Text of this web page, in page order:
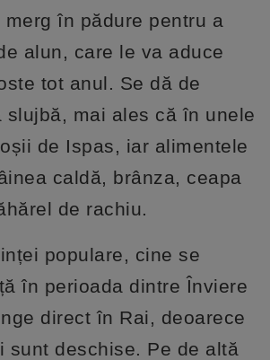
merg în pădure pentru a
alun, care le va aduce
tot anul. Se dă de
slujbă, mai ales că în unele
de Ispas, iar alimentele
caldă, brânza, ceapa
de rachiu.
populare, cine se
în perioada dintre Înviere
direct în Rai, deoarece
sunt deschise. Pe de altă